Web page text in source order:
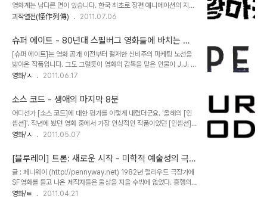
영화계는 남다른 면이 있습니다. 한국 최초로 장편 애니메이션의 지평
을 열었던 신동헌 감독의 [홍길동], 역시나 최초의 타이틀을 거머쥔 클
기덕 감독의 [대괴수 용가리] , 그리고 또 한편의 괴수물 [우주괴인 왕
마귀]가 모두 1967년 한 해에 쏟아진 작품들입니다. 한국에서는 쉽게
접할 수 없는 장르물이 대거 등장했다는 점에서 매우 뜻깊은 일이라 할
수 있지요. 이 중에서 [홍길동]과 [흥부와 놀부], [대괴수 용가리]는 이
미 소개한 바 있고, 오늘은 남은 한 작품, [우주괴인 왕마귀]에 대해 다
뤄져야..
괴작열전(怪作列傳) 2011.07.06
슈퍼 에이트 - 80년대 스필버그 영화들에 바치는 헌
사
[슈퍼 에이트]는 영화 공개 이전부터 철저한 신비주의 마케팅 노선을
밟아온 작품입니다. 그도 그럴듯이 영화의 감독을 맡은 인물이 J.J. 에
이브람스, 일명 쌍제이로 통하는 '떡밥의 제왕'이기 때문이지요. 기차
는 티저 예고편을 보며 과연 이게 뭔 영화일까 예상한 사람이 몇이나
되었을까요. 하지만 막상 영화는 감독인 J.J.보다는 제작자인 스필버
그의 감성이 더 많이 묻어나옵니다. 영화의 시작부터 앰블린 엔터테인
먼트의 로고가 새겨지는 순간, 관객들은 1980년대를 수놓았던 스필
버그식 아날로그의 향수에 자연스럽게 빠져들게 됩니다. 실제로 [슈퍼
우들의 분위기까지도 그 시절의 느낌을..
영화/ㅅ 2011.06.17
소스 코드 - 생애의 마지막 8분
어디선가 [소스 코드]에 대한 평가를 이렇게 내렸더군요. '올해의 [인
셉션]'. 작년에 봤던 영화 중에서 가장 인상적인 작품이었던 [인셉션]
에 비견될 영화라니, 과연 어떤 작품인지 기대치가 마구 샘솟지 않습니
품으로 꽤나 호의적인 평가를 얻었던 신예이지요. 거기에 최근 블록버
스터에서 자잘한 드라마까지 폭넓은 스펙트럼을 소화해내며 왕성한
활동을 벌이고 있는 제이크 질렌할이 주인공이니 외견상으로도 썩 나
쁜 조합은 아닙니다. 영화는 한 남자가 기차에서 눈을 뜨는 것으로 시
작됩니다. 눈을 뜬 남자의 앞에 앉은 여자는 이런 저런 말을 거는데, 남
영화/ㅅ 2011.05.07
[블루레이] 트론: 새로운 시작 - 미학적 예술성의 극치
를 보여주다
글 : 페니웨이 (http://pennyway.net) 1982년 헐리우드 극장가에
SF영화를 들고 나온 제작자들은 울상을 지을 수밖에 없었다. 흥행의
귀재, 스티븐 스필버그가 내놓은 [E.T]의 전 세계적인 히트로 인해 그
영화/ㅌ 2011.04.21